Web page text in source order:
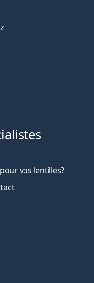
vos lentilles?